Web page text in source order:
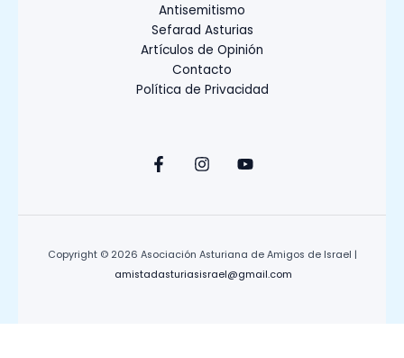
Antisemitismo
Sefarad Asturias
Artículos de Opinión
Contacto
Política de Privacidad
Copyright © 2026 Asociación Asturiana de Amigos de Israel |
amistadasturiasisrael@gmail.com